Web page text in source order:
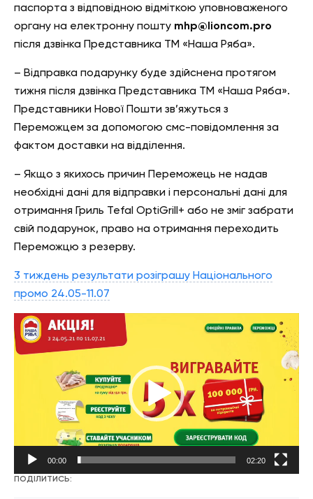
паспорта з відповідною відміткою уповноваженого
органу на електронну пошту mhp@lioncom.pro
після дзвінка Представника ТМ «Наша Ряба».
– Відправка подарунку буде здійснена протягом
тижня після дзвінка Представника ТМ «Наша Ряба».
Представники Нової Пошти зв’яжуться з
Переможцем за допомогою смс-повідомлення за
фактом доставки на відділення.
– Якщо з якихось причин Переможець не надав
необхідні дані для відправки і персональні дані для
отримання Гриль Tefal OptiGrill+ або не зміг забрати
свій подарунок, право на отримання переходить
Переможцю з резерву.
3 тиждень результати розіграшу Національного
промо 24.05-11.07
Відеопрогравач
00:00 02:20
ПОДІЛИТИСЬ: